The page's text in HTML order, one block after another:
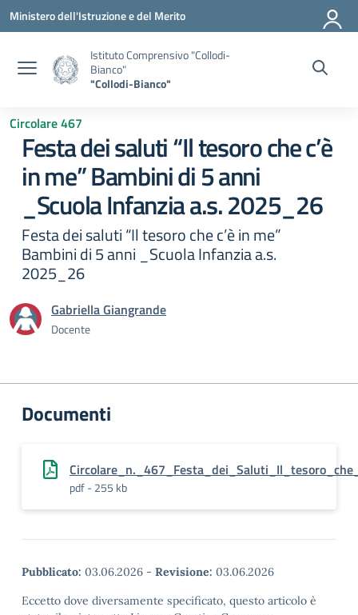
Vai ai contenuti
Vai al menu di navigazione
Vai al footer
Ministero dell'Istruzione e del Merito
Istituto Comprensivo "Collodi-
Bianco"
"Collodi-Bianco"
Circolare 467
Festa dei saluti “Il tesoro che c’è
in me” Bambini di 5 anni
_Scuola Infanzia a.s. 2025_26
Festa dei saluti “Il tesoro che c’è in me”
Bambini di 5 anni _Scuola Infanzia a.s.
2025_26
Gabriella Giangrande
Docente
Documenti
pdf - 255 kb
Pubblicato: 03.06.2026 - Revisione: 03.06.2026
Eccetto dove diversamente specificato, questo articolo è